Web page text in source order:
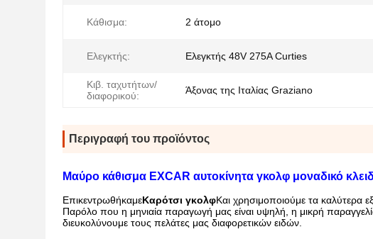
Κάθισμα: 2 άτομο
Ελεγκτής: Ελεγκτής 48V 275A Curties
Κιβ. ταχυτήτων/
διαφορικού:
Άξονας της Ιταλίας Graziano
Περιγραφή του προϊόντος
Μαύρο κάθισμα EXCAR αυτοκίνητα γκολφ μοναδικό
ΕπικεντρωθήκαμεΚαρότσι γκολφΚαι χρησιμοποιούμε τα καλύτερα
Παρόλο που η μηνιαία παραγωγή μας είναι υψηλή, η μικρή
διευκολύνουμε τους πελάτες μας διαφορετικών ειδών.